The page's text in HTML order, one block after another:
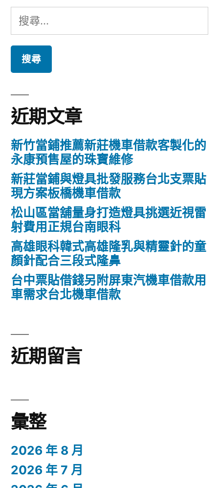
搜
尋
鍵
字:
近期文章
新竹當鋪推薦新莊機車借款客製化的
永康預售屋的珠寶維修
新莊當鋪與燈具批發服務台北支票貼
現方案板橋機車借款
松山區當舖量身打造燈具挑選近視雷
射費用正規台南眼科
高雄眼科韓式高雄隆乳與精靈針的童
顏針配合三段式隆鼻
台中票貼借錢另附屏東汽機車借款用
車需求台北機車借款
近期留言
彙整
2026 年 8 月
2026 年 7 月